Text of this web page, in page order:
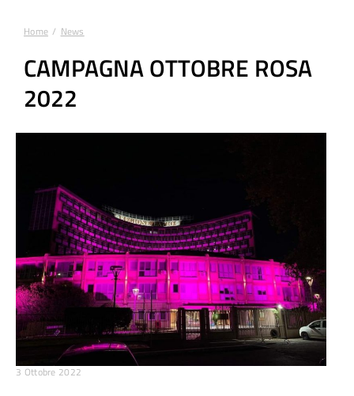
Tu sei qui:
Home News
CAMPAGNA OTTOBRE ROSA
2022
3 Ottobre 2022